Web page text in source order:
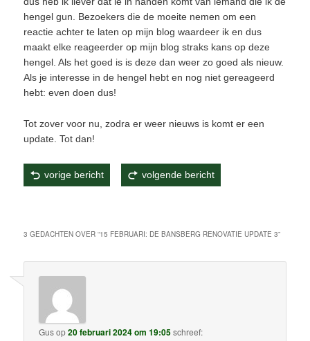
hengel gun. Bezoekers die de moeite nemen om een
reactie achter te laten op mijn blog waardeer ik en dus
maakt elke reageerder op mijn blog straks kans op deze
hengel. Als het goed is is deze dan weer zo goed als nieuw.
Als je interesse in de hengel hebt en nog niet gereageerd
hebt: even doen dus!
Tot zover voor nu, zodra er weer nieuws is komt er een
update. Tot dan!
vorige bericht volgende bericht
3 GEDACHTEN OVER “15 FEBRUARI: DE BANSBERG RENOVATIE UPDATE 3”
Gusop20 februari 2024 om 19:05schreef: